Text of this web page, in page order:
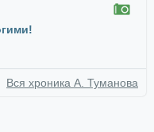
Вся хроника А. Туманова